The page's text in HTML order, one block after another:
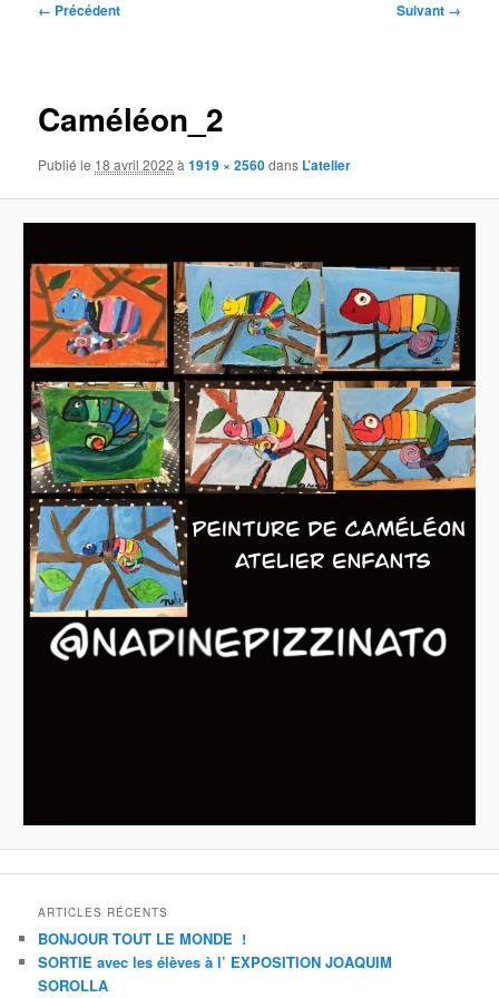
Navigation
← Précédent Suivant →
Caméléon_2
Publié le 18 avril 2022 à1919 × 2560dans L’atelier
ARTICLES RÉCENTS
BONJOUR TOUT LE MONDE !
SORTIE avec les élèves à l’ EXPOSITION JOAQUIM
SOROLLA